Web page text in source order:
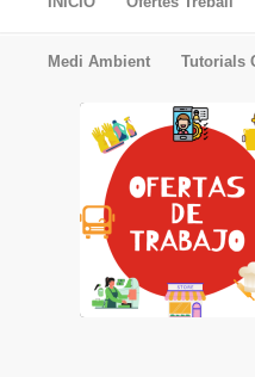
Medi Ambient Tutorials